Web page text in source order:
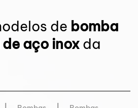
de bomba
aço inox da